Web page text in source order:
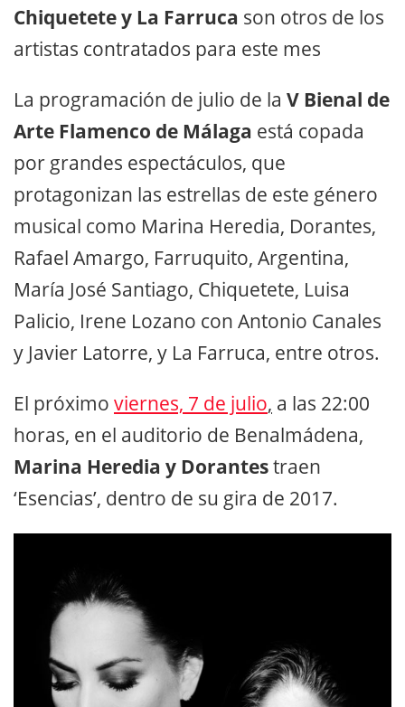
Chiquetete y La Farruca son otros de los
artistas contratados para este mes
La programación de julio de la V Bienal de
Arte Flamenco de Málaga está copada
por grandes espectáculos, que
protagonizan las estrellas de este género
musical como Marina Heredia, Dorantes,
Rafael Amargo, Farruquito, Argentina,
María José Santiago, Chiquetete, Luisa
Palicio, Irene Lozano con Antonio Canales
y Javier Latorre, y La Farruca, entre otros.
El próximo viernes, 7 de julio, a las 22:00
horas, en el auditorio de Benalmádena,
Marina Heredia y Dorantestraen
‘Esencias’, dentro de su gira de 2017.